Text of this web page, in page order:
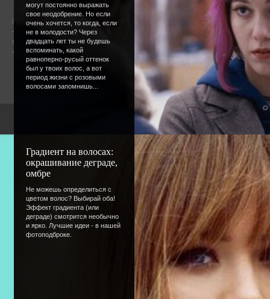
могут постоянно выражать
свое неодобрение. Но если
очень хочется, то когда, если
не в молодости? Через
двадцать лет ты не будешь
вспоминать, какой
равноперно-русый оттенок
был у твоих волос, а вот
период жизни с розовыми
волосами запомнишь...
Градиент на волосах:
окрашивание деграде,
омбре
Не можешь определиться с
цветом волос? Выбирай оба!
Эффект градиента (или
деграде) смотрится необычно
и ярко. Лучшие идеи - в нашей
фотоподброке.
Общая информация
Форум Онлайн всего:
Гостей:4
Пользователей: 0
Copyright